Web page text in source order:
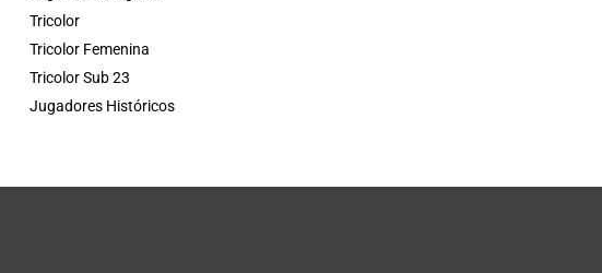
Tricolor
Tricolor Femenina
Tricolor Sub 23
Jugadores Históricos